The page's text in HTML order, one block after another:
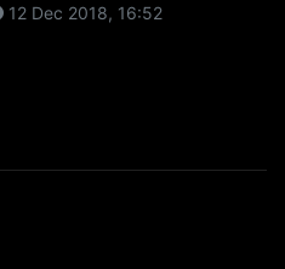
12 Dec 2018, 16:52